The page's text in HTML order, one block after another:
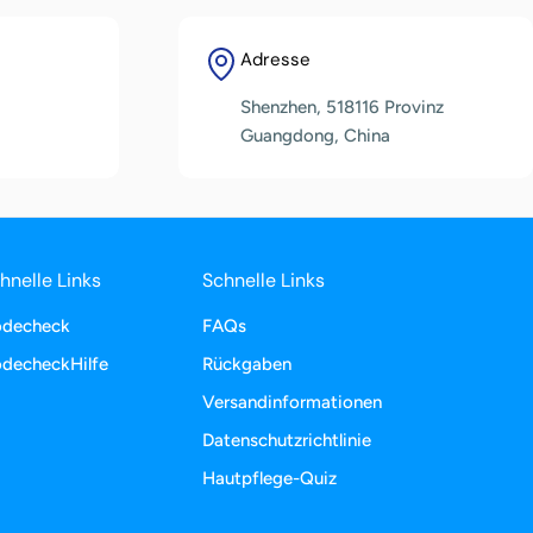
Adresse
Shenzhen, 518116 Provinz
Guangdong, China
Links Schnelle Links
FAQs
Rückgaben
Versandinformationen
Datenschutzrichtlinie
Hautpflege-Quiz